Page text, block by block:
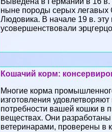
ныне породы серых легавых
Людовика. В начале 19 в. эту
усовершенствовали
Кошачий корм:
Многие корма
изготовления удовлетворяют
потребности вашей кошки в
веществах. Они
ветеринарами, проверены в